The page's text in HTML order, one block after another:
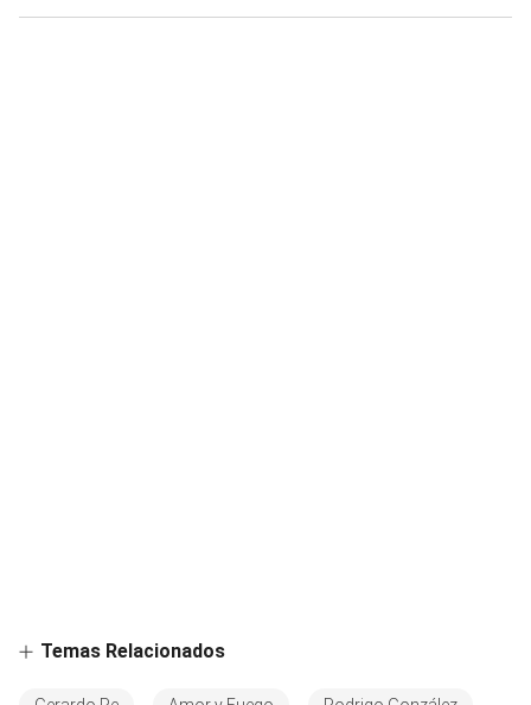
Temas Relacionados